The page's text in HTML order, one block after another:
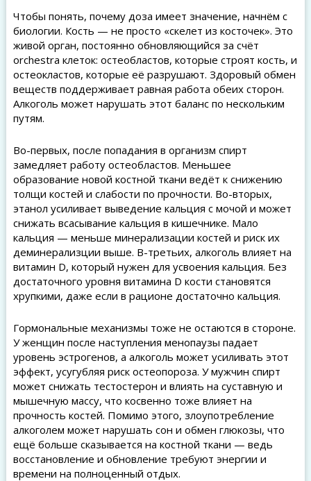
Чтобы понять, почему доза имеет значение, начнём с
биологии. Кость — не просто «скелет из косточек». Это
живой орган, постоянно обновляющийся за счёт
orchestra клеток: остеобластов, которые строят кость, и
остеокластов, которые её разрушают. Здоровый обмен
веществ поддерживает равная работа обеих сторон.
Алкоголь может нарушать этот баланс по нескольким
путям.
Во-первых, после попадания в организм спирт
замедляет работу остеобластов. Меньшее
образование новой костной ткани ведёт к снижению
толщи костей и слабости по прочности. Во-вторых,
этанол усиливает выведение кальция с мочой и может
снижать всасывание кальция в кишечнике. Мало
кальция — меньше минерализации костей и риск их
деминерализции выше. В-третьих, алкоголь влияет на
витамин D, который нужен для усвоения кальция. Без
достаточного уровня витамина D кости становятся
хрупкими, даже если в рационе достаточно кальция.
Гормональные механизмы тоже не остаются в стороне.
У женщин после наступления менопаузы падает
уровень эстрогенов, а алкоголь может усиливать этот
эффект, усугубляя риск остеопороза. У мужчин спирт
может снижать тестостерон и влиять на суставную и
мышечную массу, что косвенно тоже влияет на
прочность костей. Помимо этого, злоупотребление
алкоголем может нарушать сон и обмен глюкозы, что
ещё больше сказывается на костной ткани — ведь
восстановление и обновление требуют энергии и
времени на полноценный отдых.